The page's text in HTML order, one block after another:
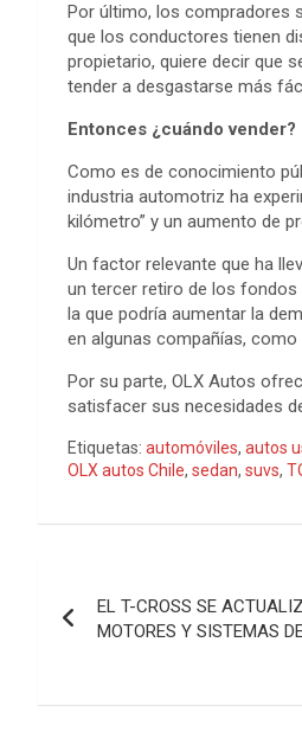
Por último, los compradores
que los conductores tienen
propietario, quiere decir que
tender a desgastarse más
Entonces ¿cuándo vender?
Como es de conocimiento
industria automotriz ha
kilómetro” y un aumento de
Un factor relevante que ha
un tercer retiro de los fondos
la que podría aumentar la
en algunas compañías,
Por su parte, OLX Autos
satisfacer sus necesidades
Etiquetas: automóviles, autos
OLX autos Chile, sedan, suvs,
de
EL T-CROSS SE
MOTORES Y SISTEMAS